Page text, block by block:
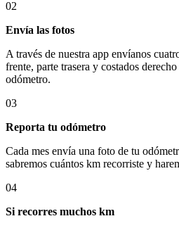
02
Envía las fotos
A través de nuestra app envíanos
frente, parte trasera y costados
odómetro.
03
Reporta tu odómetro
Cada mes envía una foto de tu
sabremos cuántos km recorriste y
04
Si recorres muchos km